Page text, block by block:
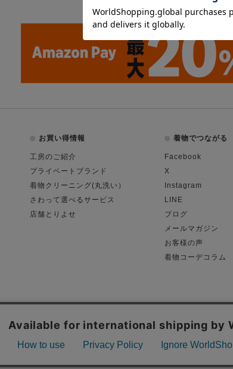
お買い得情報
工房のご紹介
プライベートブランド
着物クリーニング(丸洗い）
さわって選べるサービス
店舗とりよせ
着物でつながる
Facebook
X
Instagram
LINE
ブログ
メールマガジン
お客様の声
着物コーデコラム